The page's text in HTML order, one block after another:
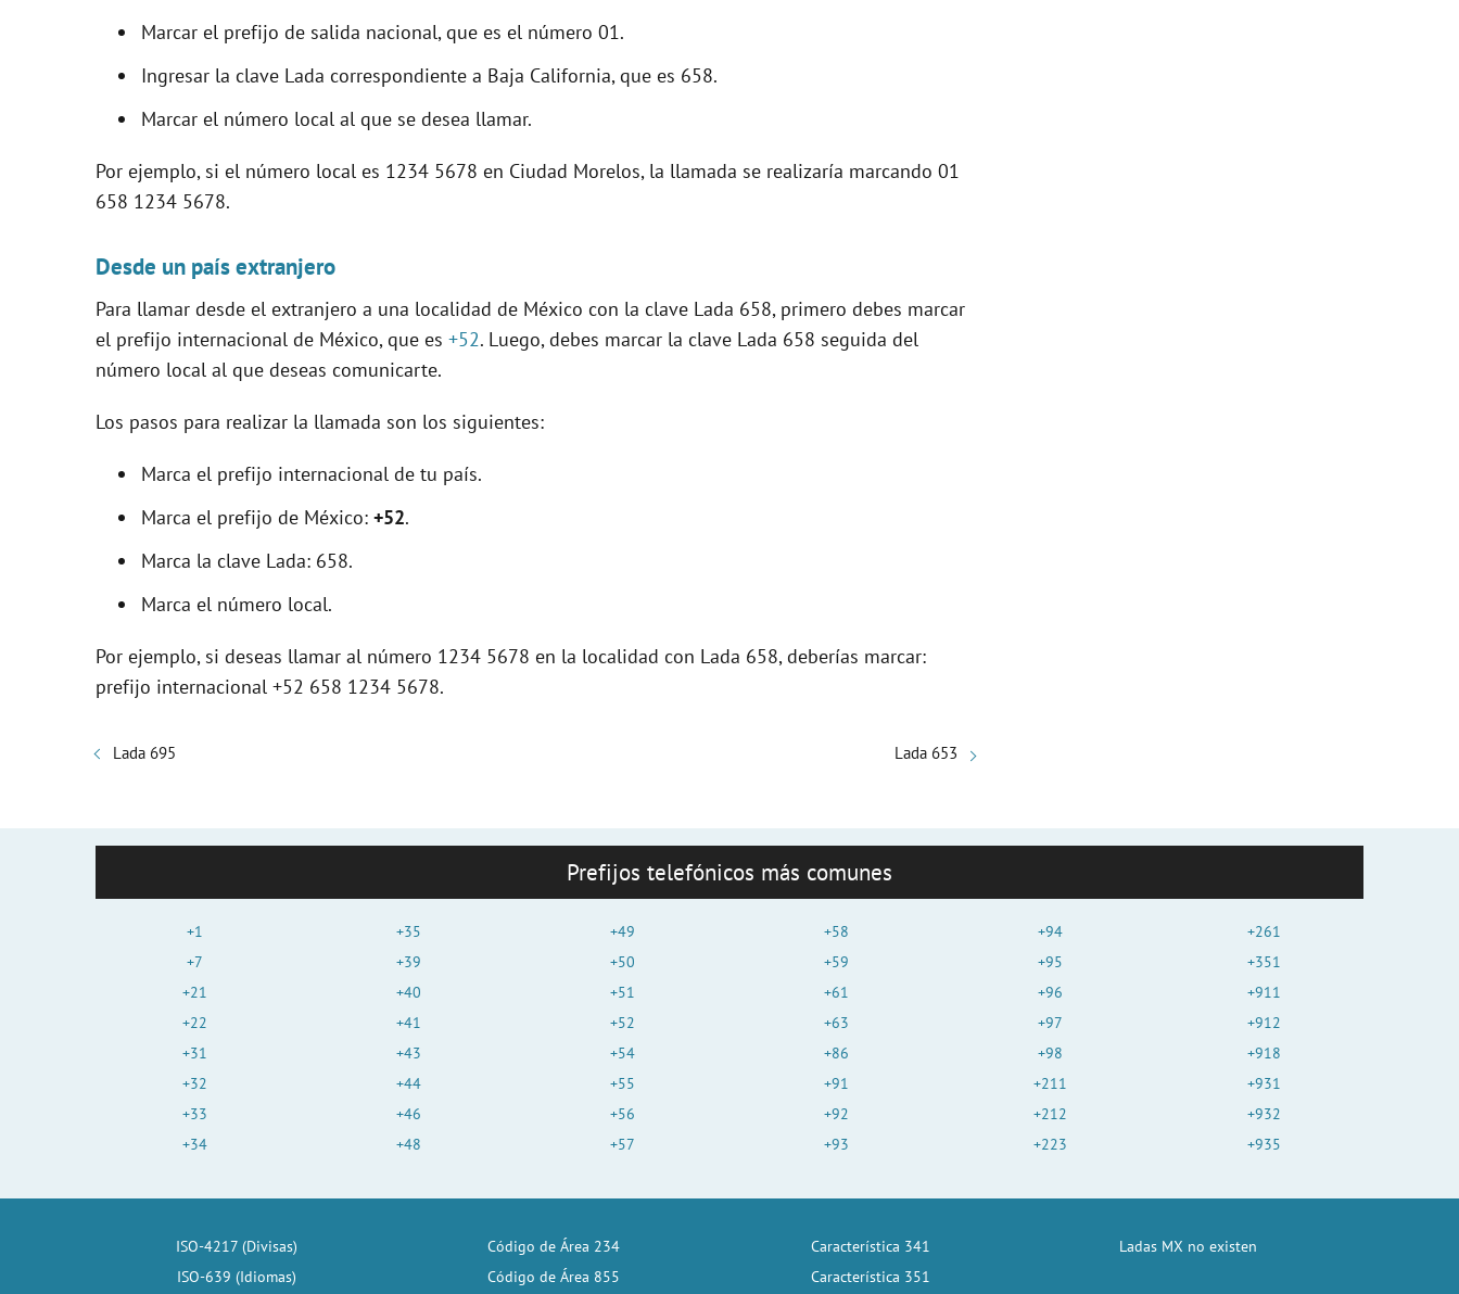
Marcar el prefijo de salida nacional, que es el número 01.
Ingresar la clave Lada correspondiente a Baja California, que es 658.
Marcar el número local al que se desea llamar.
Por ejemplo, si el número local es 1234 5678 en Ciudad Morelos, la llamada se realizaría marcando 01
658 1234 5678.
Desde un país extranjero
Para llamar desde el extranjero a una localidad de México con la clave Lada 658, primero debes marcar
el prefijo internacional de México, que es +52. Luego, debes marcar la clave Lada 658 seguida del
número local al que deseas comunicarte.
Los pasos para realizar la llamada son los siguientes:
Marca el prefijo internacional de tu país.
Marca el prefijo de México: +52.
Marca la clave Lada: 658.
Marca el número local.
Por ejemplo, si deseas llamar al número 1234 5678 en la localidad con Lada 658, deberías marcar:
prefijo internacional +52 658 1234 5678.
Lada 695 Lada 653
Prefijos telefónicos más comunes
+1
+7
+21
+22
+31
+32
+33
+34
+35
+39
+40
+41
+43
+44
+46
+48
+49
+50
+51
+52
+54
+55
+56
+57
+58
+59
+61
+63
+86
+91
+92
+93
+94
+95
+96
+97
+98
+211
+212
+223
+261
+351
+911
+912
+918
+931
+932
+935
ISO-4217 (Divisas)
ISO-639 (Idiomas)
Código de Área 234
Código de Área 855
Característica 341
Característica 351
Ladas MX no existen